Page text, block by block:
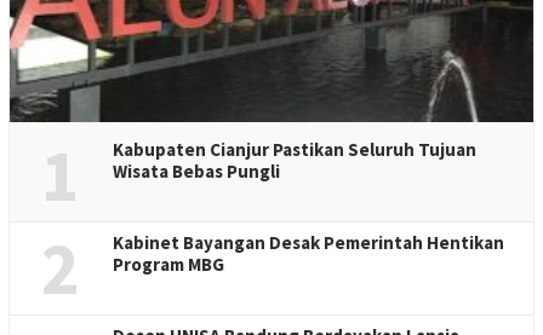
1
Kabupaten Cianjur Pastikan Seluruh Tujuan
Wisata Bebas Pungli
2
Kabinet Bayangan Desak Pemerintah Hentikan
Program MBG